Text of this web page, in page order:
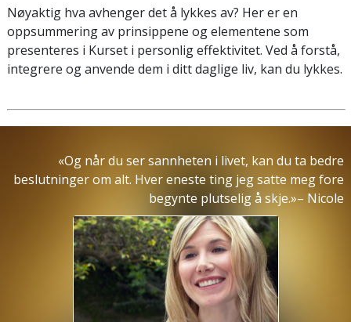
Nøyaktig hva avhenger det å lykkes av? Her er en
oppsummering av prinsippene og elementene som
presenteres i Kurset i personlig effektivitet. Ved å forstå,
integrere og anvende dem i ditt daglige liv, kan du lykkes.
«Og når du ser sannheten i livet, kan du ta bedre
beslutninger om alt. Hver eneste ting jeg satte meg fore
begynte plutselig å skje.»– Nicole